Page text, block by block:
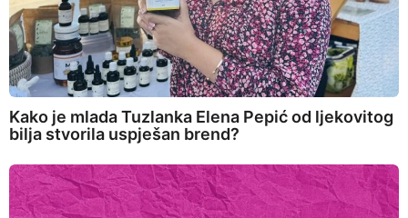
Kako je mlada Tuzlanka Elena Pepić od ljekovitog
bilja stvorila uspješan brend?